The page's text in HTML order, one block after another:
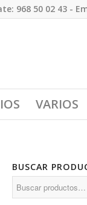
968 50 02 43 -
VARIOS
BUSCAR